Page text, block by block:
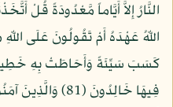
النَّارُ إِلاَّ أَيَّاماً مَّعْدُودَةً قُلْ
كَسَبَ سَيِّئَةً وَأَحَاطَتْ بِهِ
فِيهَا خَالِدُونَ